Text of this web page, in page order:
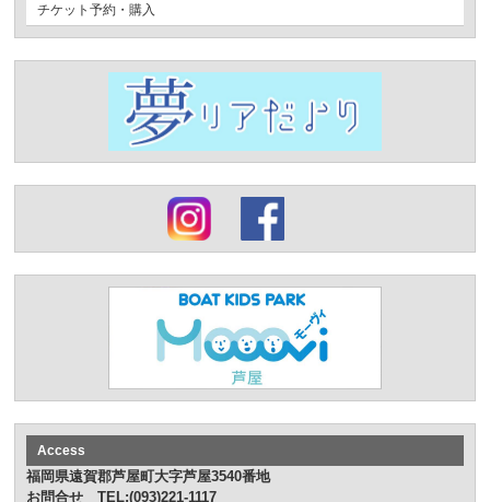
チケット予約・購入
Access
福岡県遠賀郡芦屋町大字芦屋3540番地
お問合せ TEL:(093)221-1117